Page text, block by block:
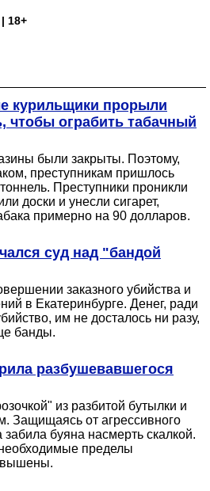
18+
курильщики прорыли
чтобы ограбить табачный
были закрыты. Поэтому,
преступникам пришлось
Преступники проникли
доски и унесли сигарет,
примерно на 90 долларов.
суд над "бандой
заказного убийства и
в Екатеринбурге. Денег, ради
им не досталось ни разу,
банды.
разбушевавшегося
из разбитой бутылки и
Защищаясь от агрессивного
буяна насмерть скалкой.
пределы